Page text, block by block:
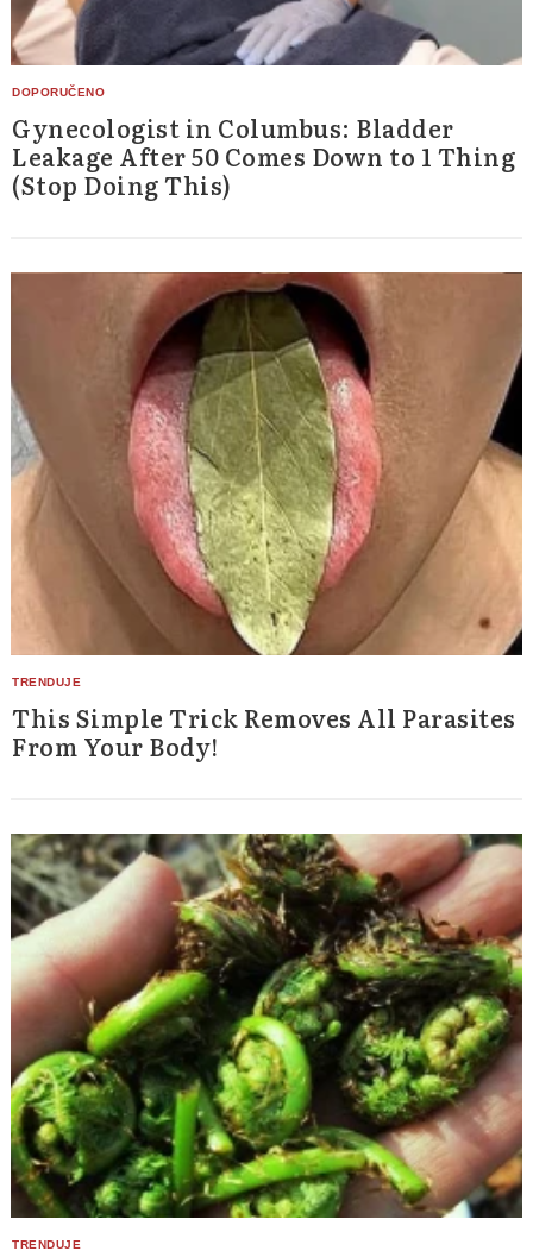
Gynecologist in Columbus: Bladder
Leakage After 50 Comes Down to 1 Thing
(Stop Doing This)
This Simple Trick Removes All Parasites
From Your Body!